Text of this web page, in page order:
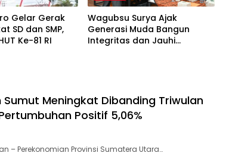
Gelar Gerak
SD dan SMP,
Ke-81 RI
Wagubsu Surya Ajak
Generasi Muda Bangun
Integritas dan Jauhi
Sumut Meningkat Dibanding Triwulan
Positif 5,06%
– Perekonomian Provinsi Sumatera Utara…